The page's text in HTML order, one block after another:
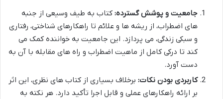
جامعیت و پوشش گسترده: کتاب به طیف وسیعی از جنبه
های اضطراب، از ریشه ها و علائم تا راهکارهای شناختی، رفتاری
و سبکی زندگی، می پردازد. این جامعیت به خواننده کمک می
کند تا درکی کامل از ماهیت اضطراب و راه های مقابله با آن به
دست آورد.
کاربردی بودن نکات: برخلاف بسیاری از کتاب های نظری، این اثر
بر ارائه راهکارهای عملی و قابل اجرا تأکید دارد. هر نکته به